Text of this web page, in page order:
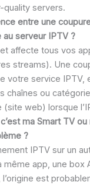
quality servers.
entre une
serveur IPTV ?
affecte tous vos
streams). Une
votre service IPTV,
chaînes ou
(site web) lorsque
ma Smart TV
?
IPTV sur un
même app, une box
est